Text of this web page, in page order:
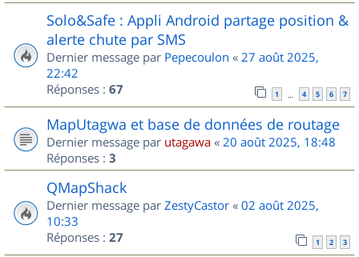
Solo&Safe : Appli Android partage position &
alerte chute par SMS
Dernier message par Pepecoulon « 27 août 2025,
22:42
Réponses : 67 1 … 4 5 6 7
MapUtagwa et base de données de routage
Dernier message par utagawa « 20 août 2025, 18:48
Réponses : 3
QMapShack
Dernier message par ZestyCastor « 02 août 2025,
10:33
Réponses : 27 1 2 3